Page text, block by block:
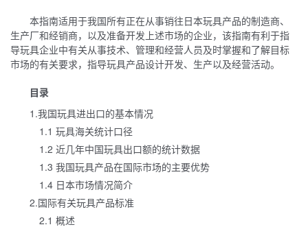
本指南适用于我国所有正在从事销往日本玩具产品的制造商、
生产厂和经销商，以及准备开发上述市场的企业，该指南有利于指
导玩具企业中有关从事技术、管理和经营人员及时掌握和了解目标
市场的有关要求，指导玩具产品设计开发、生产以及经营活动。
目录
1.我国玩具进出口的基本情况
1.1 玩具海关统计口径
1.2 近几年中国玩具出口额的统计数据
1.3 我国玩具产品在国际市场的主要优势
1.4 日本市场情况简介
2.国际有关玩具产品标准
2.1 概述